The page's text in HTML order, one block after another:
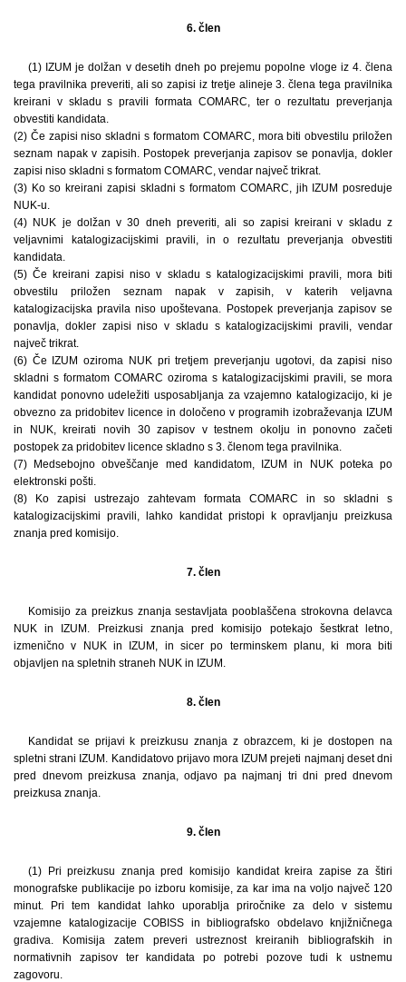
6. člen
(1) IZUM je dolžan v desetih dneh po prejemu popolne vloge iz 4. člena
tega pravilnika preveriti, ali so zapisi iz tretje alineje 3. člena tega pravilnika
kreirani v skladu s pravili formata COMARC, ter o rezultatu preverjanja
obvestiti kandidata.
(2) Če zapisi niso skladni s formatom COMARC, mora biti obvestilu priložen
seznam napak v zapisih. Postopek preverjanja zapisov se ponavlja, dokler
zapisi niso skladni s formatom COMARC, vendar največ trikrat.
(3) Ko so kreirani zapisi skladni s formatom COMARC, jih IZUM posreduje
NUK-u.
(4) NUK je dolžan v 30 dneh preveriti, ali so zapisi kreirani v skladu z
veljavnimi katalogizacijskimi pravili, in o rezultatu preverjanja obvestiti
kandidata.
(5) Če kreirani zapisi niso v skladu s katalogizacijskimi pravili, mora biti
obvestilu priložen seznam napak v zapisih, v katerih veljavna
katalogizacijska pravila niso upoštevana. Postopek preverjanja zapisov se
ponavlja, dokler zapisi niso v skladu s katalogizacijskimi pravili, vendar
največ trikrat.
(6) Če IZUM oziroma NUK pri tretjem preverjanju ugotovi, da zapisi niso
skladni s formatom COMARC oziroma s katalogizacijskimi pravili, se mora
kandidat ponovno udeležiti usposabljanja za vzajemno katalogizacijo, ki je
obvezno za pridobitev licence in določeno v programih izobraževanja IZUM
in NUK, kreirati novih 30 zapisov v testnem okolju in ponovno začeti
postopek za pridobitev licence skladno s 3. členom tega pravilnika.
(7) Medsebojno obveščanje med kandidatom, IZUM in NUK poteka po
elektronski pošti.
(8) Ko zapisi ustrezajo zahtevam formata COMARC in so skladni s
katalogizacijskimi pravili, lahko kandidat pristopi k opravljanju preizkusa
znanja pred komisijo.
7. člen
Komisijo za preizkus znanja sestavljata pooblaščena strokovna delavca
NUK in IZUM. Preizkusi znanja pred komisijo potekajo šestkrat letno,
izmenično v NUK in IZUM, in sicer po terminskem planu, ki mora biti
objavljen na spletnih straneh NUK in IZUM.
8. člen
Kandidat se prijavi k preizkusu znanja z obrazcem, ki je dostopen na
spletni strani IZUM. Kandidatovo prijavo mora IZUM prejeti najmanj deset dni
pred dnevom preizkusa znanja, odjavo pa najmanj tri dni pred dnevom
preizkusa znanja.
9. člen
(1) Pri preizkusu znanja pred komisijo kandidat kreira zapise za štiri
monografske publikacije po izboru komisije, za kar ima na voljo največ 120
minut. Pri tem kandidat lahko uporablja priročnike za delo v sistemu
vzajemne katalogizacije COBISS in bibliografsko obdelavo knjižničnega
gradiva. Komisija zatem preveri ustreznost kreiranih bibliografskih in
normativnih zapisov ter kandidata po potrebi pozove tudi k ustnemu
zagovoru.